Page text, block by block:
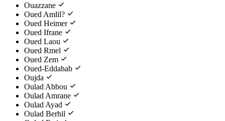
Ouazzane
Oued Amlil?
Oued Heimer
Oued Ifrane
Oued Laou
Oued Rmel
Oued Zem
Oued-Eddahab
Oujda
Oulad Abbou
Oulad Amrane
Oulad Ayad
Oulad Berhil